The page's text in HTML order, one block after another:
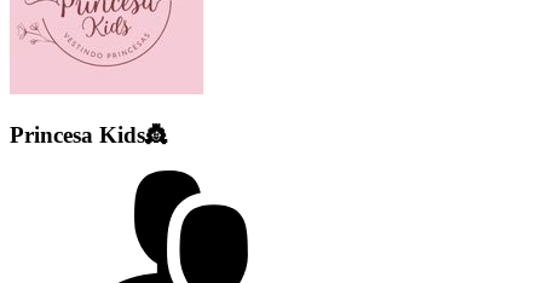
Princesa Kids👸